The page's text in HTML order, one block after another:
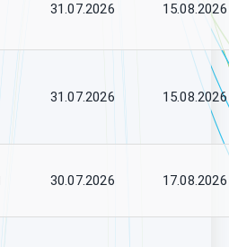
31.07.2026 15.08.2026
31.07.2026 15.08.2026
30.07.2026 17.08.2026